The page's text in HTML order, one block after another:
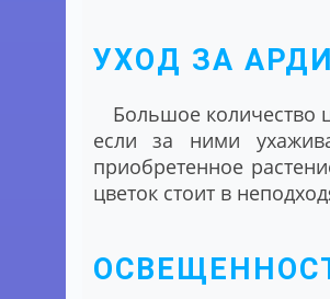
УХОД ЗА
Большое количество
если за ними
приобретенное
цветок стоит в